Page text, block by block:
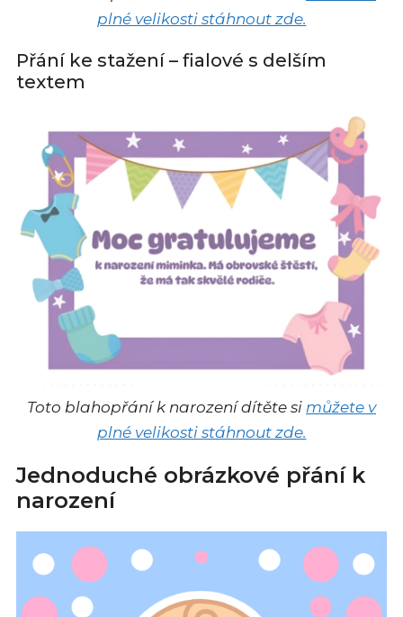
plné velikosti stáhnout zde.
Přání ke stažení – fialové s delším
textem
Toto blahopřání k narození dítěte si můžete v
plné velikosti stáhnout zde.
Jednoduché obrázkové přání k
narození